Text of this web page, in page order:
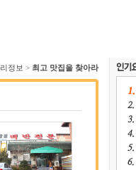
정보 > 최고 맛집을 찾아라